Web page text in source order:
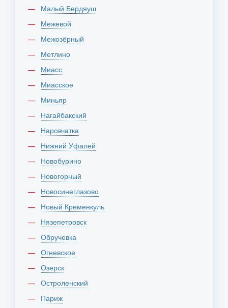
Малый Бердяуш
Межевой
Межозёрный
Метлино
Миасс
Миасское
Миньяр
Нагайбакский
Наровчатка
Нижний Уфалей
Новобурино
Новогорный
Новосинеглазово
Новый Кременкуль
Нязепетровск
Обручевка
Огневское
Озерск
Остроленский
Париж